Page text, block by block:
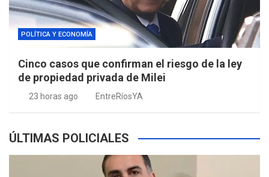
POLÍTICA Y ECONOMÍA
Cinco casos que confirman el riesgo de la ley
de propiedad privada de Milei
23 horas ago EntreRíosYA
ÚLTIMAS POLICIALES